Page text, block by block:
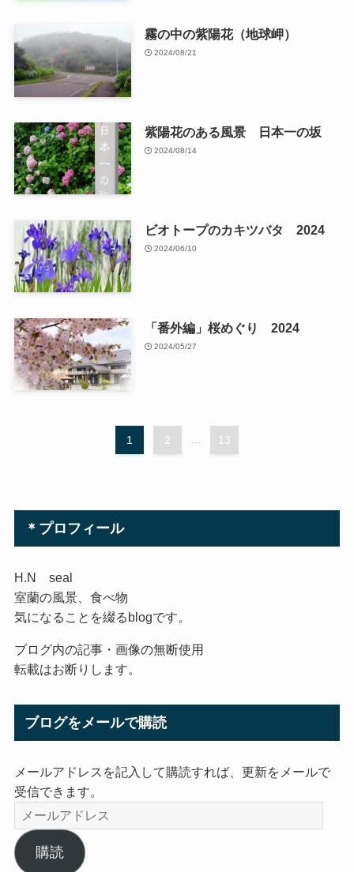
霧の中の紫陽花（地球岬）
2024/08/21
紫陽花のある風景 日本一の坂
2024/08/14
ビオトープのカキツバタ 2024
2024/06/10
「番外編」桜めぐり 2024
2024/05/27
1 2 ... 13
＊プロフィール
H.N seal
室蘭の風景、食べ物
気になることを綴るblogです。
ブログ内の記事・画像の無断使用
転載はお断りします。
ブログをメールで購読
メールアドレスを記入して購読すれば、更新をメールで
受信できます。
メ
ー
ル
購読